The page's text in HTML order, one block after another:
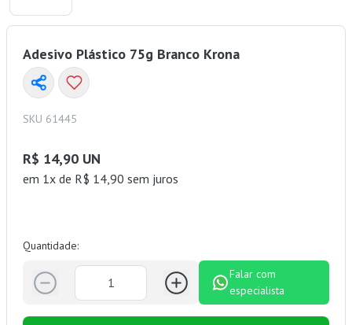
Adesivo Plástico 75g Branco Krona
SKU 61445
R$ 14,90 UN
em 1x de R$ 14,90 sem juros
Quantidade:
Falar com
especialista